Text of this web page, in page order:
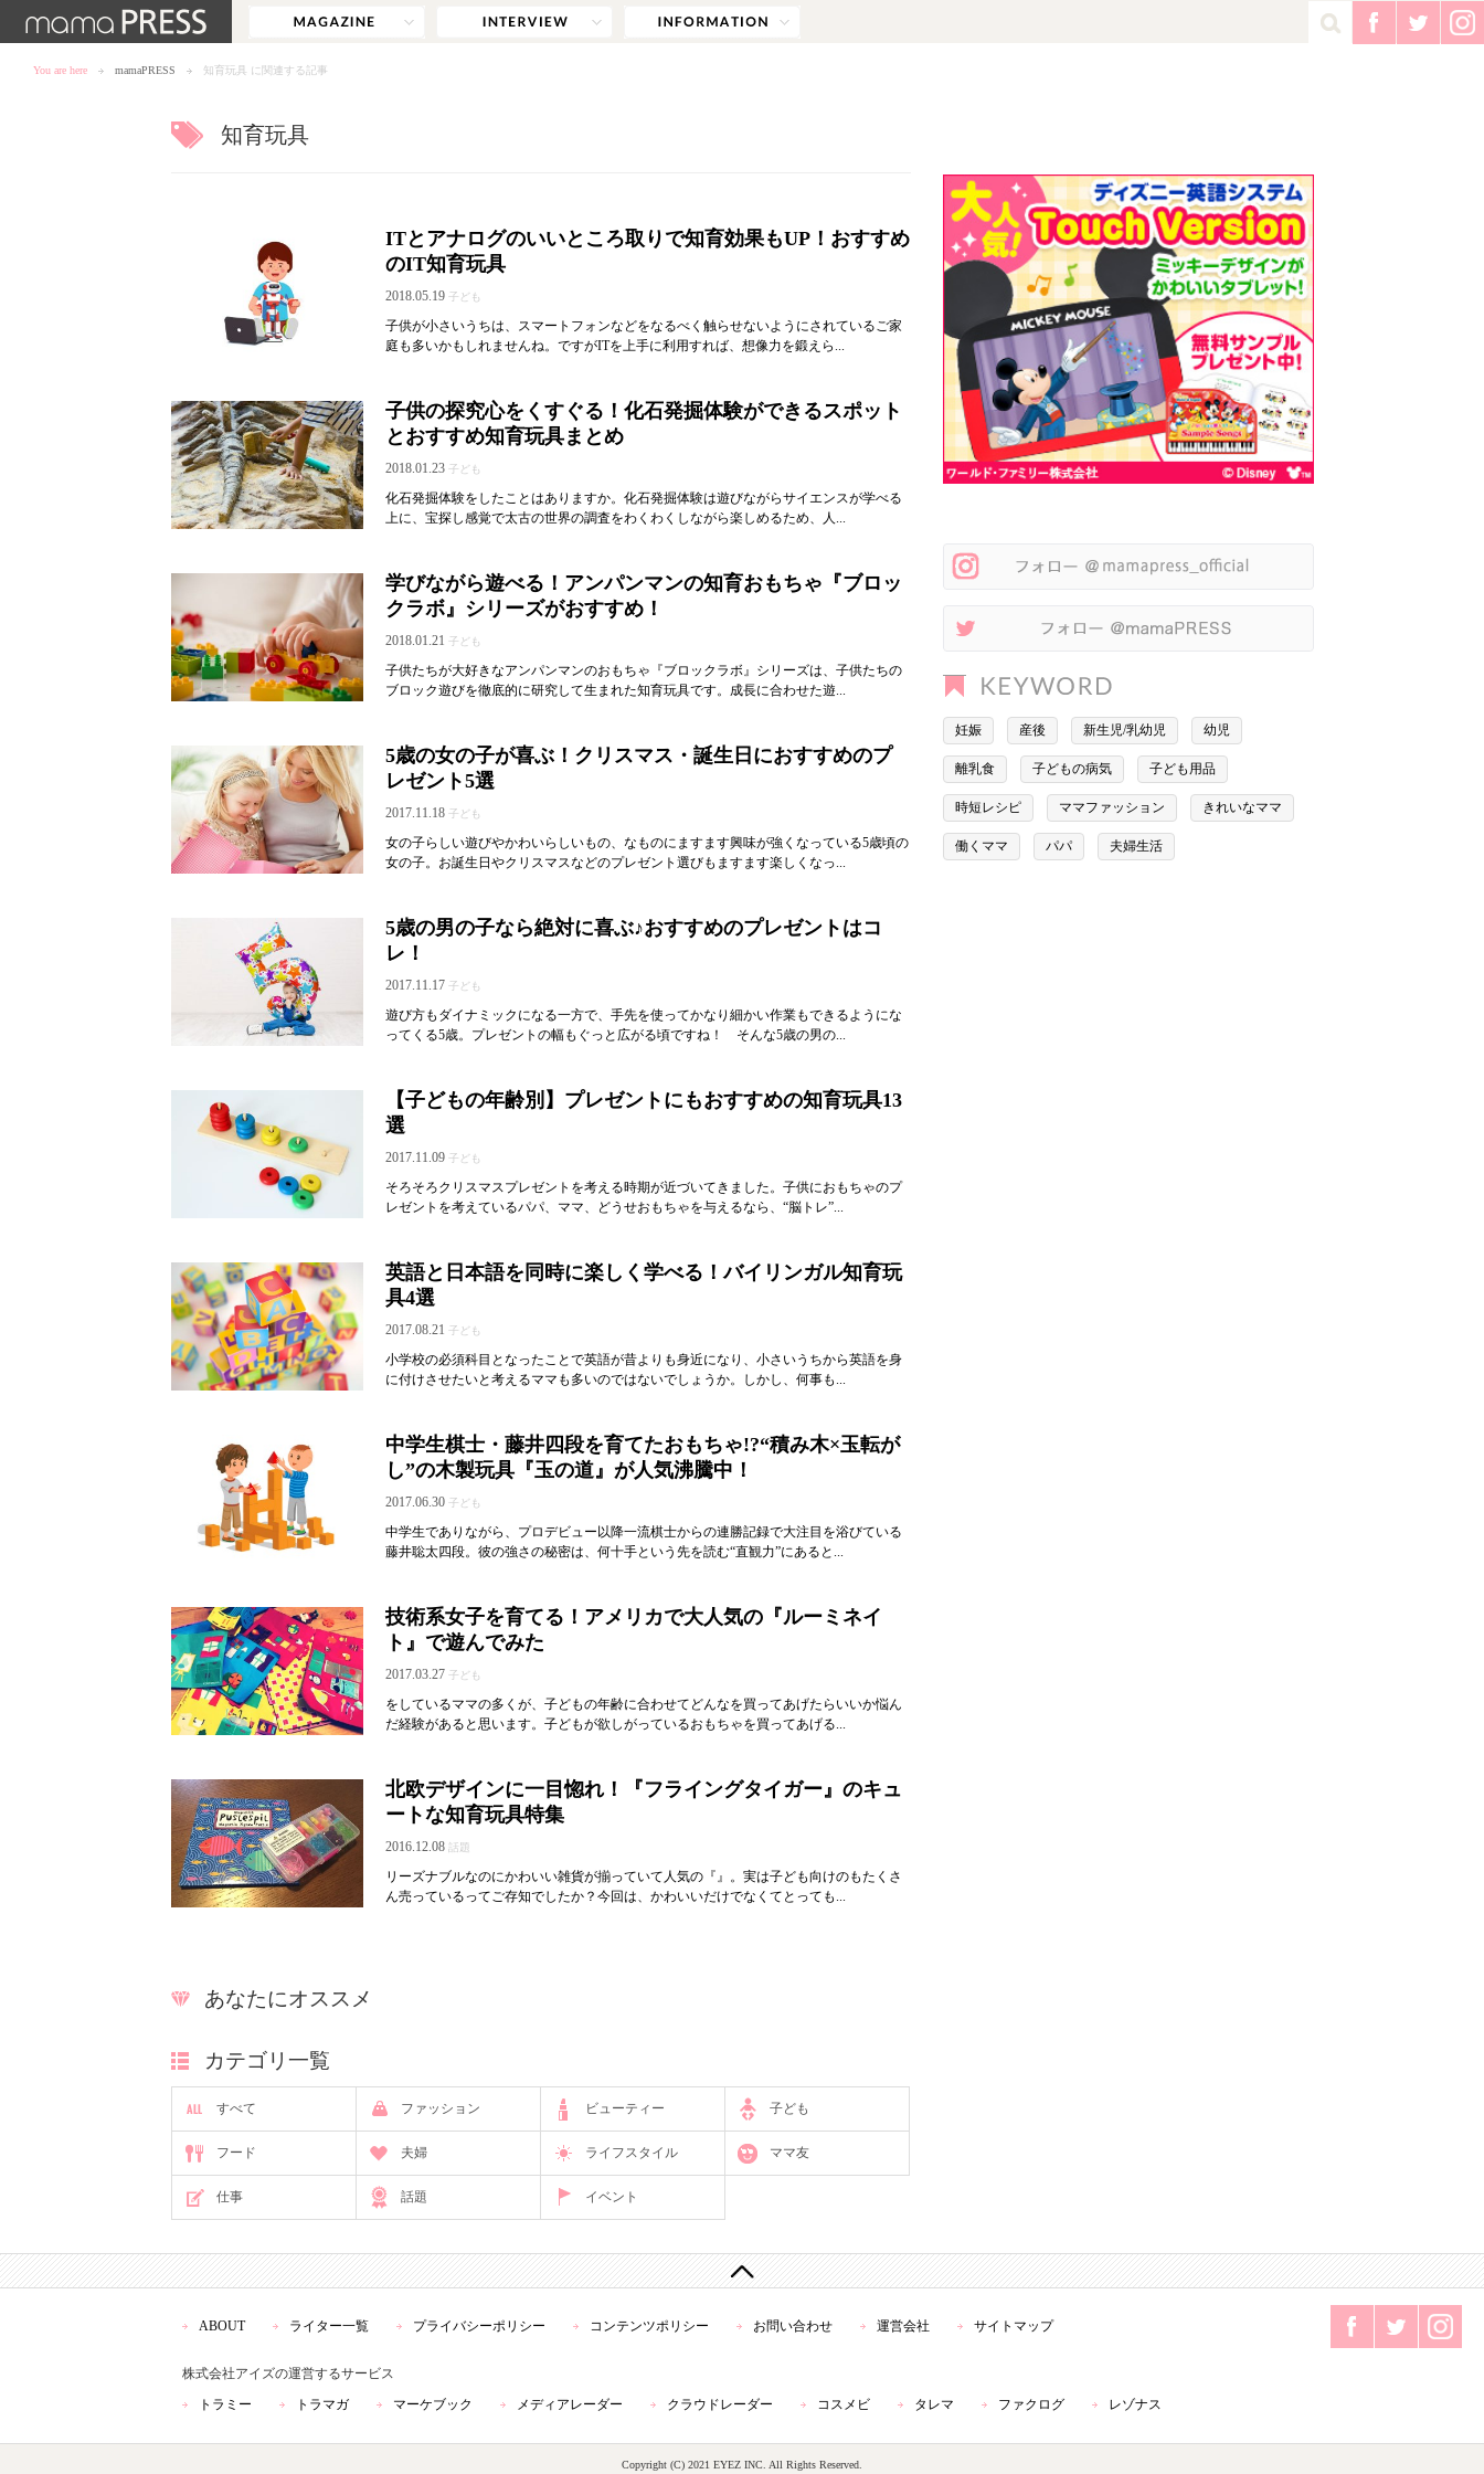
You are here mamaPRESS 知育玩具 に関連する記事
知育玩具
ITとアナログのいいところ取りで知育効果もUP！おすすめ
のIT知育玩具
2018.05.19 子ども
子供が小さいうちは、スマートフォンなどをなるべく触らせないようにされているご家
庭も多いかもしれませんね。ですがITを上手に利用すれば、想像力を鍛えら...
子供の探究心をくすぐる！化石発掘体験ができるスポット
とおすすめ知育玩具まとめ
2018.01.23 子ども
化石発掘体験をしたことはありますか。化石発掘体験は遊びながらサイエンスが学べる
上に、宝探し感覚で太古の世界の調査をわくわくしながら楽しめるため、人...
学びながら遊べる！アンパンマンの知育おもちゃ『ブロッ
クラボ』シリーズがおすすめ！
2018.01.21 子ども
子供たちが大好きなアンパンマンのおもちゃ『ブロックラボ』シリーズは、子供たちの
ブロック遊びを徹底的に研究して生まれた知育玩具です。成長に合わせた遊...
5歳の女の子が喜ぶ！クリスマス・誕生日におすすめのプ
レゼント5選
2017.11.18 子ども
女の子らしい遊びやかわいらしいもの、なものにますます興味が強くなっている5歳頃の
女の子。お誕生日やクリスマスなどのプレゼント選びもますます楽しくなっ...
5歳の男の子なら絶対に喜ぶ♪おすすめのプレゼントはコ
レ！
2017.11.17 子ども
遊び方もダイナミックになる一方で、手先を使ってかなり細かい作業もできるようにな
ってくる5歳。プレゼントの幅もぐっと広がる頃ですね！ そんな5歳の男の...
【子どもの年齢別】プレゼントにもおすすめの知育玩具13
選
2017.11.09 子ども
そろそろクリスマスプレゼントを考える時期が近づいてきました。子供におもちゃのプ
レゼントを考えているパパ、ママ、どうせおもちゃを与えるなら、“脳トレ”...
英語と日本語を同時に楽しく学べる！バイリンガル知育玩
具4選
2017.08.21 子ども
小学校の必須科目となったことで英語が昔よりも身近になり、小さいうちから英語を身
に付けさせたいと考えるママも多いのではないでしょうか。しかし、何事も...
中学生棋士・藤井四段を育てたおもちゃ!?“積み木×玉転が
し”の木製玩具『玉の道』が人気沸騰中！
2017.06.30 子ども
中学生でありながら、プロデビュー以降一流棋士からの連勝記録で大注目を浴びている
藤井聡太四段。彼の強さの秘密は、何十手という先を読む“直観力”にあると...
技術系女子を育てる！アメリカで大人気の『ルーミネイ
ト』で遊んでみた
2017.03.27 子ども
をしているママの多くが、子どもの年齢に合わせてどんなを買ってあげたらいいか悩ん
だ経験があると思います。子どもが欲しがっているおもちゃを買ってあげる...
北欧デザインに一目惚れ！『フライングタイガー』のキュ
ートな知育玩具特集
2016.12.08 話題
リーズナブルなのにかわいい雑貨が揃っていて人気の『』。実は子ども向けのもたくさ
ん売っているってご存知でしたか？今回は、かわいいだけでなくてとっても...
あなたにオススメ
カテゴリ一覧
すべて ファッション ビューティー 子ども
フード 夫婦 ライフスタイル ママ友
仕事 話題 イベント
妊娠 産後 新生児/乳幼児 幼児
離乳食 子どもの病気 子ども用品
時短レシピ ママファッション きれいなママ
働くママ パパ 夫婦生活
ABOUT ライター一覧 プライバシーポリシー コンテンツポリシー お問い合わせ 運営会社 サイトマップ
株式会社アイズの運営するサービス
トラミー
トラマガ マーケブック メディアレーダー クラウドレーダー コスメビ タレマ ファクログ レゾナス
Copyright (C) 2021 EYEZ INC. All Rights Reserved.